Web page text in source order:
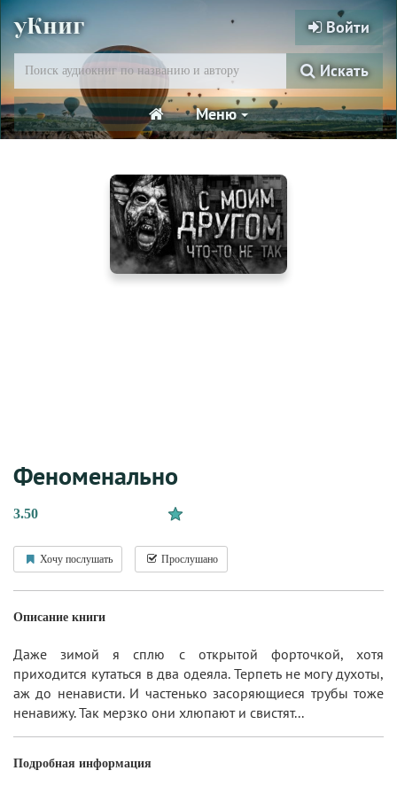
уКниг Войти
Искать
Меню
Феноменально
3.50
Хочу послушать Прослушано
Описание книги
Даже зимой я сплю с открытой форточкой, хотя
приходится кутаться в два одеяла. Терпеть не могу духоты,
аж до ненависти. И частенько засоряющиеся трубы тоже
ненавижу. Так мерзко они хлюпают и свистят...
Подробная информация